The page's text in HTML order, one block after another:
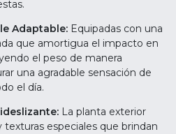
Adaptable: Equipadas con una
que amortigua el impacto en
el peso de manera
una agradable sensación de
el día.
La planta exterior
texturas especiales que brindan